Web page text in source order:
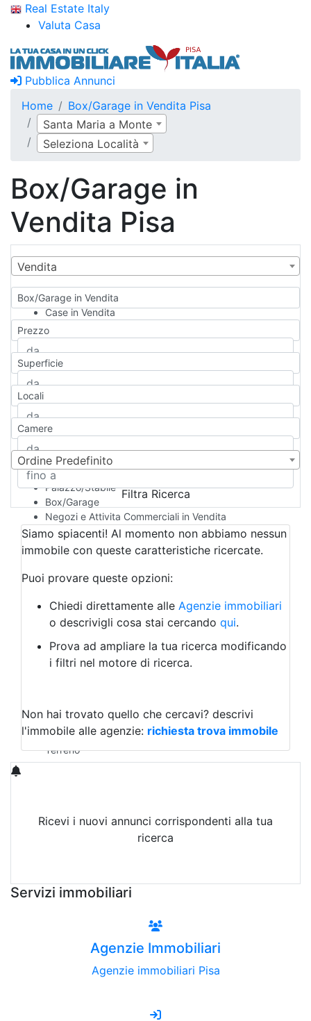
Real Estate Italy
Valuta Casa
Pubblica Annunci
Home
Box/Garage in Vendita Pisa
Santa Maria a Monte
Seleziona Località
Box/Garage in
Vendita Pisa
Vendita
Box/Garage in Vendita
Case in Vendita
Qualsiasi
Appartamento
Casa indipendente
Casa Semi-indipendente
Attico/Mansarda
Rustico/Casale
Camera d'Albergo
Multiproprietà
Palazzo/Stabile
Box/Garage
Negozi e Attivita Commerciali in Vendita
Qualsiasi
Attività/Licenza Commerciale
Azienda Agricola
Bar/Ristorante
Albergo
Laboratorio Artigianale
Negozio/locale commerciale
Agriturismo
Magazzini
Qualsiasi
Terreno edificabile
Terreno
Prezzo
Superficie
Locali
Camere
Ordine Predefinito
Filtra Ricerca
Siamo spiacenti! Al momento non abbiamo nessun
immobile con queste caratteristiche ricercate.
Puoi provare queste opzioni:
Chiedi direttamente alle Agenzie immobiliari
o descrivigli cosa stai cercando qui.
Prova ad ampliare la tua ricerca modificando
i filtri nel motore di ricerca.
Non hai trovato quello che cercavi? descrivi
l'immobile alle agenzie: richiesta trova immobile
Ricevi i nuovi annunci corrispondenti alla tua
ricerca
Servizi immobiliari
Agenzie Immobiliari
Agenzie immobiliari Pisa